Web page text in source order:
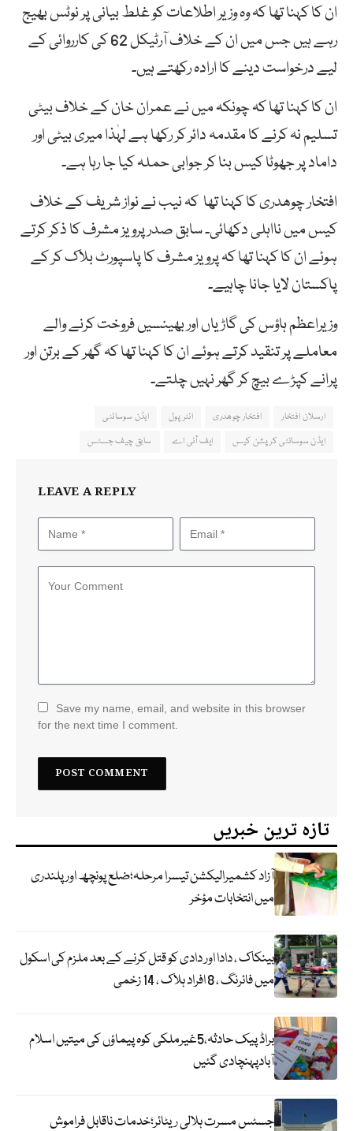
ان کا کہنا تھا کہ وہ وزیر اطلاعات کو غلط بیانی پر نوٹس بھیج
رہے ہیں جس میں ان کے خلاف آرٹیکل 62 کی کارروائی کے
لیے درخواست دینے کا ارادہ رکھتے ہیں۔
ان کا کہنا تھا کہ چونکہ میں نے عمران خان کے خلاف بیٹی
تسلیم نہ کرنے کا مقدمہ دائر کر رکھا ہے لہٰذا میری بیٹی اور
داماد پر جھوٹا کیس بنا کر جوابی حملہ کیا جا رہا ہے۔
افتخار چوھدری کا کہنا تھا کہ نیب نے نواز شریف کے خلاف
کیس میں نااہلی دکھائی۔ سابق صدر پرویز مشرف کا ذکر کرتے
ہوئے ان کا کہنا تھا کہ پرویز مشرف کا پاسپورٹ بلاک کر کے
پاکستان لایا جانا چاہیے۔
وزیراعظم ہاؤس کی گاڑیاں اور بھینسیں فروخت کرنے والے
معاملے پر تنقید کرتے ہوئے ان کا کہنا تھا کہ گھر کے برتن اور
پرانے کپڑے بیچ کر گھر نہیں چلتے۔
ارسلان افتخار افتخار چوھدری انٹر پول
ایڈن سوسائٹی
ایڈن سوسائٹی کرپشن کیس
ایف آئی اے سابق چیف جسٹس
LEAVE A REPLY
Save my name, email, and website in this browser
for the next time I comment.
تازہ ترین خبریں
آزاد کشمیرالیکشن تیسرا مرحلہ؛ضلع پونچھ اور پلندری
میں انتخابات مؤخر
بینکاک ، دادا اور دادی کو قتل کرنے کے بعد ملزم کی اسکول
میں فائرنگ ، 8 افراد ہلاک ، 14 زخمی
براڈ پیک حادثہ،5غیرملکی کوہ پیماؤں کی میتیں اسلام
آبادپہنچادی گئیں
جسٹس مسرت ہلالی ریٹائر؛خدمات ناقابل فراموش